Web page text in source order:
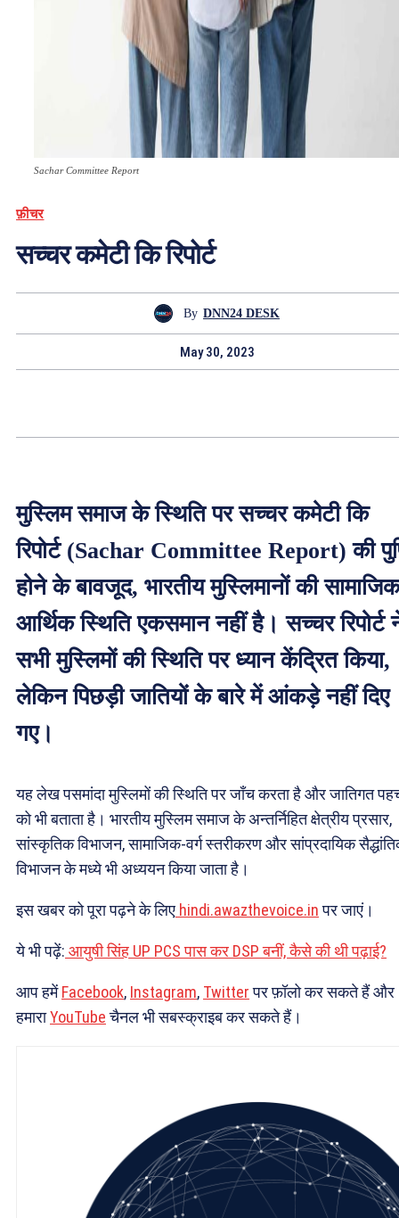
Sachar Committee Report
फ़ीचर
सच्चर कमेटी कि रिपोर्ट
By DNN24 DESK
May 30, 2023
मुस्लिम समाज के स्थिति पर सच्चर कमेटी कि
रिपोर्ट (Sachar Committee Report) की
होने के बावजूद, भारतीय मुस्लिमानों की सामाजिक
आर्थिक स्थिति एकसमान नहीं है। सच्चर रिपोर्ट
सभी मुस्लिमों की स्थिति पर ध्यान केंद्रित किया,
लेकिन पिछड़ी जातियों के बारे में आंकड़े नहीं दिए
गए।
यह लेख पसमांदा मुस्लिमों की स्थिति पर जाँच करता है और जातिगत
को भी बताता है। भारतीय मुस्लिम समाज के अन्तर्निहित क्षेत्रीय प्रसार,
सांस्कृतिक विभाजन, सामाजिक-वर्ग स्तरीकरण और सांप्रदायिक
विभाजन के मध्ये भी अध्ययन किया जाता है।
इस खबर को पूरा पढ़ने के लिए hindi.awazthevoice.inपर जाएं।
ये भी पढ़ें: आयुषी सिंह UP PCS पास कर DSP बनीं, कैसे की थी पढ़ाई?
आप हमेंFacebook, Instagram, Twitterपर फ़ॉलो कर सकते हैं और
हमाराYouTubeचैनल भी सबस्क्राइब कर सकते हैं।